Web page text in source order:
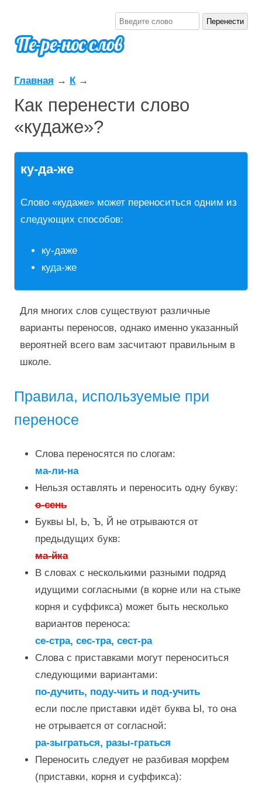
Главная → К →
Как перенести слово
«кудаже»?
ку-да-же
Слово «кудаже» может переноситься одним из
следующих способов:
ку-даже
куда-же
Для многих слов существуют различные
варианты переносов, однако именно указанный
вероятней всего вам засчитают правильным в
школе.
Правила, используемые при
переносе
Слова переносятся по слогам:
ма-ли-на
Нельзя оставлять и переносить одну букву:
о-сень
Буквы Ы, Ь, Ъ, Й не отрываются от
предыдущих букв:
ма-йка
В словах с несколькими разными подряд
идущими согласными (в корне или на стыке
корня и суффикса) может быть несколько
вариантов переноса:
се-стра, сес-тра, сест-ра
Слова с приставками могут переноситься
следующими вариантами:
по-дучить, поду-чить и под-учить
если после приставки идёт буква Ы, то она
не отрывается от согласной:
ра-зыграться, разы-граться
Переносить следует не разбивая морфем
(приставки, корня и суффикса):